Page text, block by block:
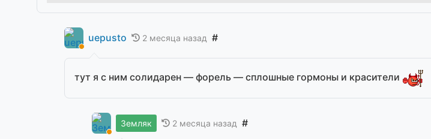
uepusto 2 месяца назад #
тут я с ним солидарен — форель — сплошные гормоны и красители
Земляк 2 месяца назад #